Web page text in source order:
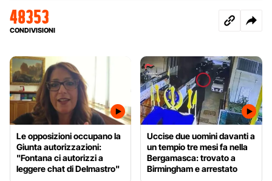
48353
CONDIVISIONI
Le opposizioni occupano la
Giunta autorizzazioni:
"Fontana ci autorizzi a
leggere chat di Delmastro"
Uccise due uomini davanti a
un tempio tre mesi fa nella
Bergamasca: trovato a
Birmingham e arrestato